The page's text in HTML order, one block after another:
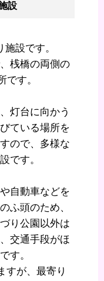
設
設です。
桟橋の両側の
です。
灯台に向かう
ている場所を
ので、多様な
です。
自動車などを
ふ頭のため、
り公園以外は
交通手段がほ
す。
すが、最寄り